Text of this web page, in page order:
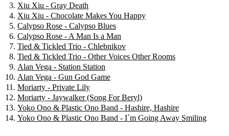
Xiu Xiu - Gray Death
Xiu Xiu - Chocolate Makes You Happy
Calypso Rose - Calypso Blues
Calypso Rose - A Man Is a Man
Tied & Tickled Trio - Chlebnikov
Tied & Tickled Trio - Other Voices Other Rooms
Alan Vega - Station Station
Alan Vega - Gun God Game
Moriarty - Private Lily
Moriarty - Jaywalker (Song For Beryl)
Yoko Ono & Plastic Ono Band - Hashire, Hashire
Yoko Ono & Plastic Ono Band - I`m Going Away Smiling